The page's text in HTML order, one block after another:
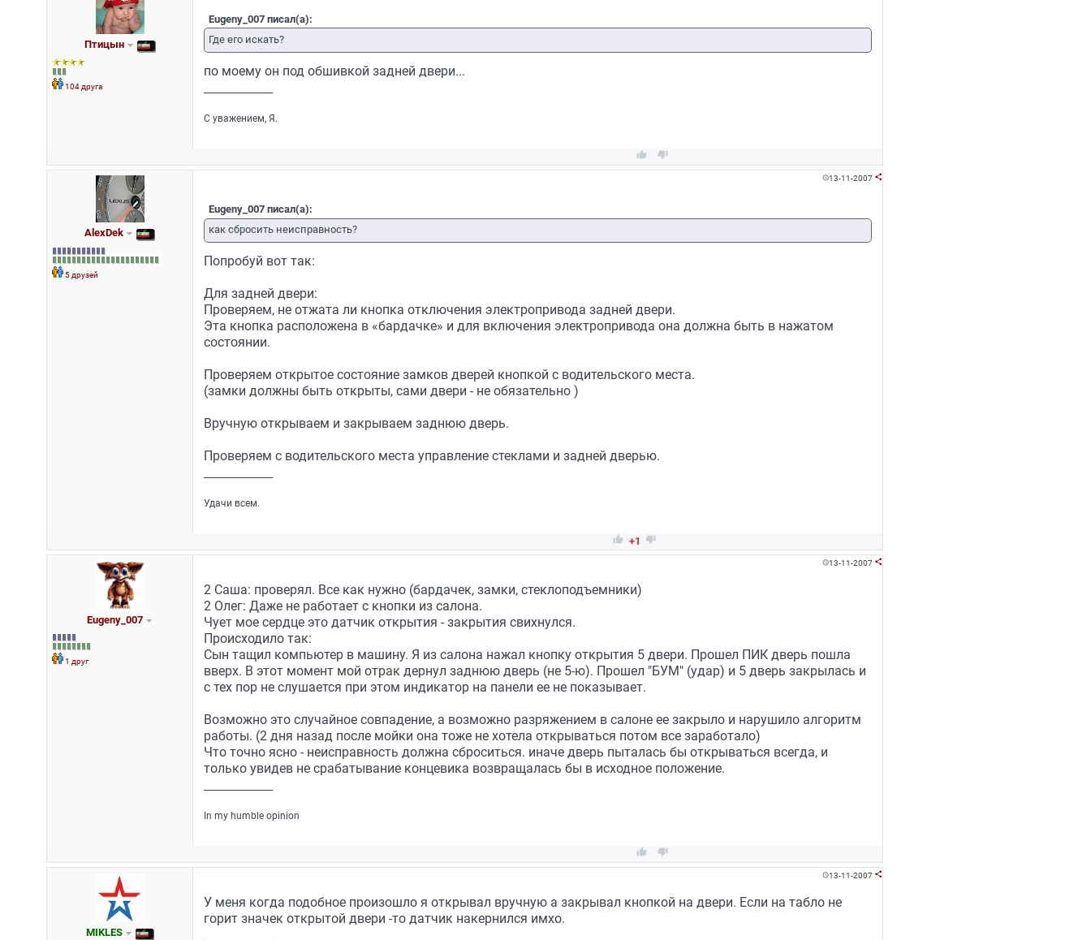
Птицын
104 друга
Eugeny_007 писал(а):
Где его искать?
по моему он под обшивкой задней двери...
С уважением, Я.
 
AlexDek
5 друзей
13-11-2007 
Eugeny_007 писал(а):
как сбросить неисправность?
Попробуй вот так:
Для задней двери:
Проверяем, не отжата ли кнопка отключения электропривода задней двери.
Эта кнопка расположена в «бардачке» и для включения электропривода она должна быть в нажатом
состоянии.
Проверяем открытое состояние замков дверей кнопкой с водительского места.
(замки должны быть открыты, сами двери - не обязательно )
Вручную открываем и закрываем заднюю дверь.
Проверяем с водительского места управление стеклами и задней дверью.
Удачи всем.
 +1 
Eugeny_007
1 друг
13-11-2007 
2 Саша: проверял. Все как нужно (бардачек, замки, стеклоподъемники)
2 Олег: Даже не работает с кнопки из салона.
Чует мое сердце это датчик открытия - закрытия свихнулся.
Происходило так:
Сын тащил компьютер в машину. Я из салона нажал кнопку открытия 5 двери. Прошел ПИК дверь пошла
вверх. В этот момент мой отрак дернул заднюю дверь (не 5-ю). Прошел "БУМ" (удар) и 5 дверь закрылась и
с тех пор не слушается при этом индикатор на панели ее не показывает.
Возможно это случайное совпадение, а возможно разряжением в салоне ее закрыло и нарушило алгоритм
работы. (2 дня назад после мойки она тоже не хотела открываться потом все заработало)
Что точно ясно - неисправность должна сброситься. иначе дверь пыталась бы открываться всегда, и
только увидев не срабатывание концевика возвращалась бы в исходное положение.
In my humble opinion
 
MIKLES
13-11-2007 
У меня когда подобное произошло я открывал вручную а закрывал кнопкой на двери. Если на табло не
горит значек открытой двери -то датчик накернился имхо.